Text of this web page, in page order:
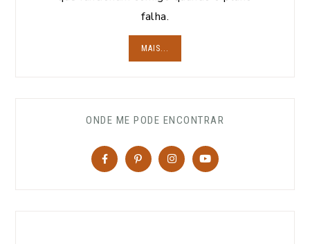
falha.
MAIS...
ONDE ME PODE ENCONTRAR